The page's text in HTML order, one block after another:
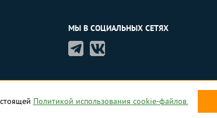
МЫ В СОЦИАЛЬНЫХ СЕТЯХ
Соглашения и условия
Политикой использования cookie-файлов.